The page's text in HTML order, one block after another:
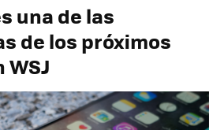
una de las
de los próximos